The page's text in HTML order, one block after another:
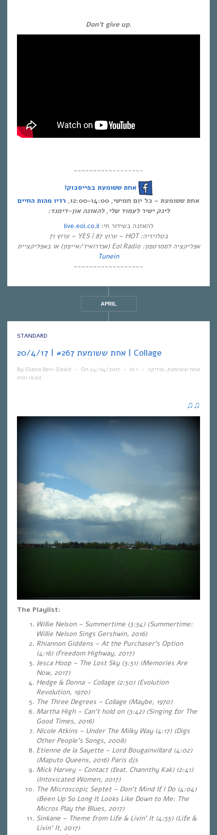
Don’t give up.
~~~~~~~~~~~~~~~~~~
אחת ששומעת בפייסבוק!
אחת ששומעת – כל יום חמישי, 12:00-14:00,
רדיו מהות החיים
לינק ישיר לעמוד שלי, להאזנה און-דימנד:
להאזנה בשידור חי: live.eol.co.il
בטלויזיה: HOT – ערוץ 87 | YES – ערוץ 71
אפליקציה לסמרטפון: Eol Radio (אנדרואיד/אייפון) או באפליקציית
Tunein
~~~~~~~~~~~~~~~~~~
APRIL
STANDARD
אחת ששומעת #267 | 20/4/17 | Collage
By Eliana Ben-David • On 24/04/2017 • In אחת ששומעת, מוזיקה •
1
min read
♫
♫
The Playlist:
Willie Nelson – Summertime (3:54) (Summertime:
Willie Nelson Sings Gershwin, 2016)
Rhiannon Giddens – At the Purchaser’s Option
(4:16) (Freedom Highway, 2017)
Jesca Hoop – The Lost Sky (3:51) (Memories Are
Now, 2017)
Hedge & Donna – Collage (2:50) (Evolution
Revolution, 1970)
The Three Degrees – Collage (Maybe, 1970)
Martha High – Can’t hold on (3:42) (Singing for The
Good Times, 2016)
Nicole Atkins – Under The Milky Way (4:17) (Digs
Other People’s Songs, 2008)
Etienne de la Sayette – Lord Bougainvillard (4:02)
(Maputo Queens, 2016) Paris djs
Mick Harvey – Contact (feat. Channthy Kak) (2:41)
(Intoxicated Women, 2017)
The Microscopic Septet – Don’t Mind If I Do (4:04)
(Been Up So Long It Looks Like Down to Me: The
Micros Play the Blues, 2017)
Sinkane – Theme from Life & Livin’ It (4:55) (Life &
Livin’ It, 2017)